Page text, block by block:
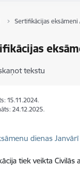
Sertifikācijas eksāmeni
tekstu
15.11.2024.
24.12.2025.
dienas
tiek veikta